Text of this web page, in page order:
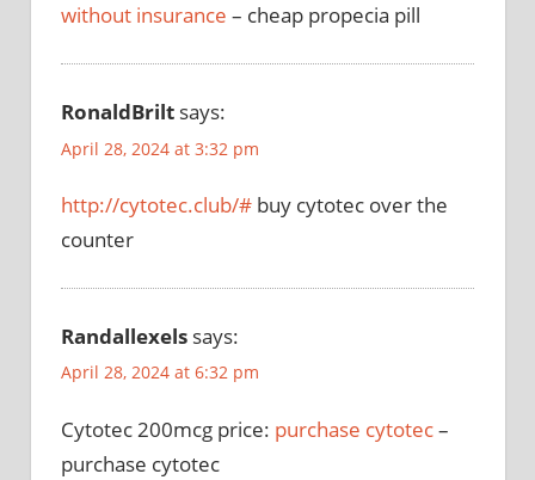
without insurance – cheap propecia pill
RonaldBrilt says:
April 28, 2024 at 3:32 pm
http://cytotec.club/# buy cytotec over the
counter
Randallexels says:
April 28, 2024 at 6:32 pm
Cytotec 200mcg price: purchase cytotec–
purchase cytotec